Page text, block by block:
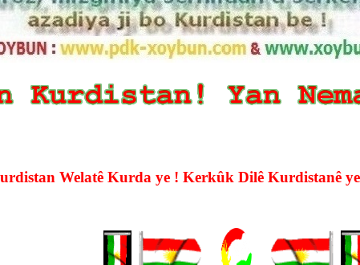
Welatê Kurda ye ! Kerkûk Dilê Kurdistanê ye !